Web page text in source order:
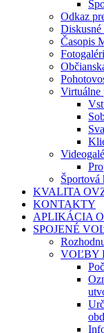
Odkaz
Časopis
Virtuálne
Športová
KVALITA
KONTAKTY
APLIKÁCIA
SPOJENÉ
VOĽBY